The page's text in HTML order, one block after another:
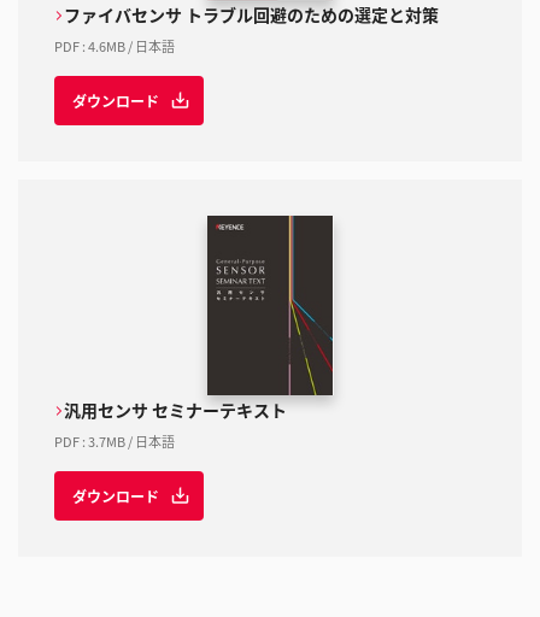
ファイバセンサ トラブル回避のための選定と対策
PDF:4.6MB/ 日本語
ダウンロード
汎用センサ セミナーテキスト
PDF:3.7MB/ 日本語
ダウンロード